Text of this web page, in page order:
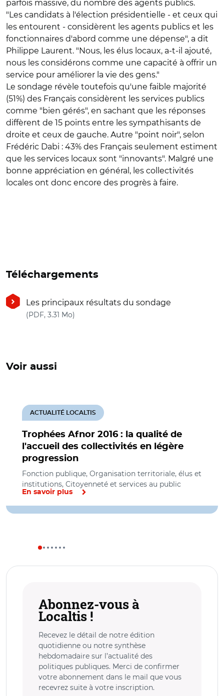
parfois massive, du nombre des agents publics.
"Les candidats à l'élection présidentielle - et ceux qui
les entourent - considèrent les agents publics et les
fonctionnaires d'abord comme une dépense", a dit
Philippe Laurent. "Nous, les élus locaux, a-t-il ajouté,
nous les considérons comme une capacité à offrir un
service pour améliorer la vie des gens."
Le sondage révèle toutefois qu'une faible majorité
(51%) des Français considèrent les services publics
comme "bien gérés", en sachant que les réponses
diffèrent de 15 points entre les sympathisants de
droite et ceux de gauche. Autre "point noir", selon
Frédéric Dabi : 43% des Français seulement estiment
que les services locaux sont "innovants". Malgré une
bonne appréciation en général, les collectivités
locales ont donc encore des progrès à faire.
Téléchargements
Les principaux résultats du sondage
(PDF, 3.31 Mo)
Voir aussi
Trophées Afnor 2016 : la qualité de
l'accueil des collectivités en légère
progression
ACTUALITÉ LOCALTIS
Fonction publique, Organisation territoriale, élus et
institutions, Citoyenneté et services au public
En savoir plus
Abonnez-vous à
Localtis !
Recevez le détail de notre édition
quotidienne ou notre synthèse
hebdomadaire sur l’actualité des
politiques publiques. Merci de confirmer
votre abonnement dans le mail que vous
recevrez suite à votre inscription.